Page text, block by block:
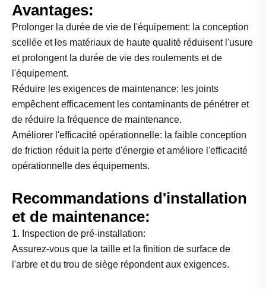
Avantages:
Prolonger la durée de vie de l'équipement: la conception
scellée et les matériaux de haute qualité réduisent l'usure
et prolongent la durée de vie des roulements et de
l'équipement.
Réduire les exigences de maintenance: les joints
empêchent efficacement les contaminants de pénétrer et
de réduire la fréquence de maintenance.
Améliorer l'efficacité opérationnelle: la faible conception
de friction réduit la perte d'énergie et améliore l'efficacité
opérationnelle des équipements.
Recommandations d'installation
et de maintenance:
1. Inspection de pré-installation:
Assurez-vous que la taille et la finition de surface de
l'arbre et du trou de siège répondent aux exigences.